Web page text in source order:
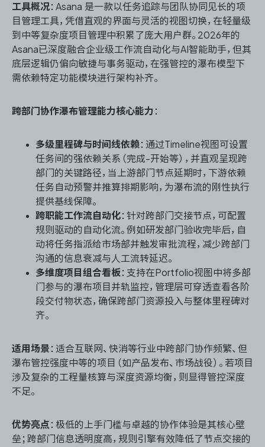
工具概况：Asana 是一款以任务追踪与团队协同见长的项
目管理工具，凭借直观的界面与灵活的视图切换，在轻量级
到中等复杂度项目管理中积累了庞大用户群。2026年的
Asana已深度融合企业级工作流自动化与AI智能助手，但其
底层逻辑仍偏向敏捷与事务驱动，在强管控的瀑布模型下
需依赖特定功能模块进行架构补齐。
跨部门协作瀑布管理能力核心能力 ：
多级里程碑与时间线依赖 ：通过Timeline视图可设置
任务间的强依赖关系（完成-开始等），并直观呈现跨
部门的关键路径，当上游部门节点延期时，下游依赖
任务自动预警并推算排期影响，为瀑布流的刚性执行
提供基线保障。
跨职能工作流自动化：针对跨部门交接节点，可配置
规则驱动的自动化流。例如研发部门验收完毕后，自
动将任务指派给市场部并触发审批流程，减少跨部门
沟通的信息衰减与人工流转延迟。
多维度项目组合看板 ：支持在Portfolio视图中将多部
门参与的瀑布项目并轨监控，管理层可穿透查看各阶
段交付物状态，确保跨部门资源投入与整体里程碑对
齐。
适用场景 ：适合互联网、快消等行业中跨部门协作频繁、但
瀑布管控强度中等的项目（如产品发布、市场战役）。若项目
涉及复杂的工程量核算与深度资源均衡，则显得管控深度
不足。
优势亮点 ：极低的上手门槛与卓越的协作体验是其核心壁
垒；跨部门信息透明度高，规则引擎有效降低了节点交接的